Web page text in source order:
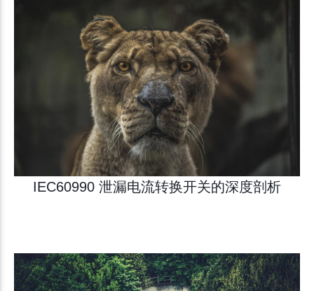
IEC60990 泄漏电流转换开关的深度剖析